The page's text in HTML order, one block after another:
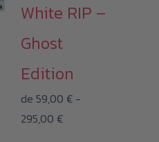
White RIP –
Ghost
Edition
de 59,00 € -
295,00 €Rango